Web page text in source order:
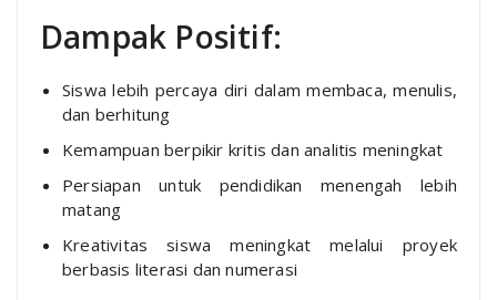
Dampak Positif:
Siswa lebih percaya diri dalam membaca, menulis,
dan berhitung
Kemampuan berpikir kritis dan analitis meningkat
Persiapan untuk pendidikan menengah lebih
matang
Kreativitas siswa meningkat melalui proyek
berbasis literasi dan numerasi